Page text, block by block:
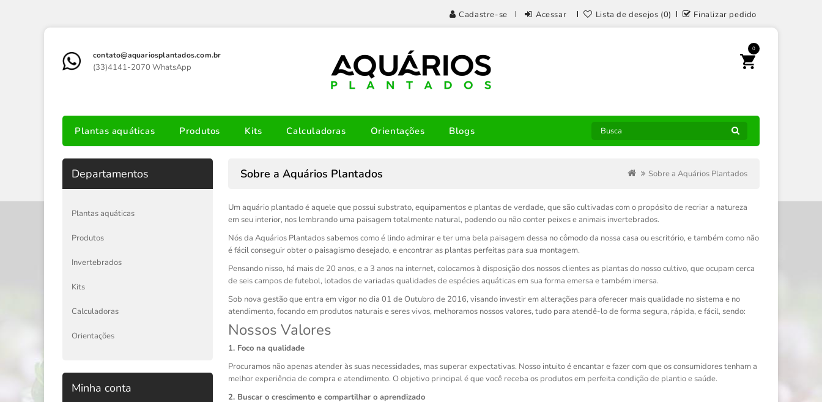
Cadastre-se Acessar Lista de desejos (0) Finalizar pedido
contato@aquariosplantados.com.br
(33)4141-2070 WhatsApp
0
Plantas aquáticas Produtos Kits Calculadoras Orientações Blogs
Departamentos
Plantas aquáticas
Produtos
Invertebrados
Kits
Calculadoras
Orientações
Minha conta
Sobre a Aquários Plantados Sobre a Aquários Plantados
Um aquário plantado é aquele que possui substrato, equipamentos e plantas de verdade, que são cultivadas com o propósito de recriar a natureza
em seu interior, nos lembrando uma paisagem totalmente natural, podendo ou não conter peixes e animais invertebrados.
Nós da Aquários Plantados sabemos como é lindo admirar e ter uma bela paisagem dessa no cômodo da nossa casa ou escritório, e também como não
é fácil conseguir obter o paisagismo desejado, e encontrar as plantas perfeitas para sua montagem.
Pensando nisso, há mais de 20 anos, e a 3 anos na internet, colocamos à disposição dos nossos clientes as plantas do nosso cultivo, que ocupam cerca
de seis campos de futebol, lotados de variadas qualidades de espécies aquáticas em sua forma emersa e também imersa.
Sob nova gestão que entra em vigor no dia 01 de Outubro de 2016, visando investir em alterações para oferecer mais qualidade no sistema e no
atendimento, focando em produtos naturais e seres vivos, melhoramos nossos valores, tudo para atendê-lo de forma segura, rápida, e fácil, sendo:
Nossos Valores
1. Foco na qualidade
Procuramos não apenas atender às suas necessidades, mas superar expectativas. Nosso intuito é encantar e fazer com que os consumidores tenham a
melhor experiência de compra e atendimento. O objetivo principal é que você receba os produtos em perfeita condição de plantio e saúde.
2. Buscar o crescimento e compartilhar o aprendizado